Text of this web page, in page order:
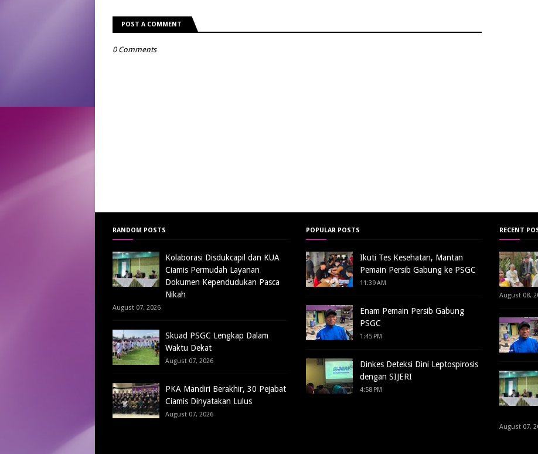
POST A COMMENT
0 Comments
RANDOM POSTS
Kolaborasi Disdukcapil dan KUA
Ciamis Permudah Layanan
Dokumen Kependudukan Pasca
Nikah
August 07, 2026
Skuad PSGC Lengkap Dalam
Waktu Dekat
August 07, 2026
PKA Mandiri Berakhir, 30 Pejabat
Ciamis Dinyatakan Lulus
August 07, 2026
POPULAR POSTS
Ikuti Tes Kesehatan, Mantan
Pemain Persib Gabung ke PSGC
11:39 AM
Enam Pemain Persib Gabung
PSGC
1:45 PM
Dinkes Deteksi Dini Leptospirosis
dengan SIJERI
4:58 PM
RECENT
August 08,
August 07,